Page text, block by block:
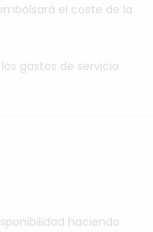
el coste de la
gastos de servicio
haciendo